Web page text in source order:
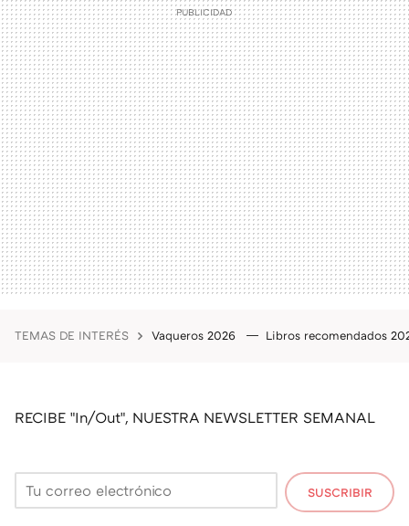
TEMAS DE INTERÉS Vaqueros 2026 Libros recomendados
RECIBE "In/Out", NUESTRA NEWSLETTER SEMANAL
SUSCRIBIR